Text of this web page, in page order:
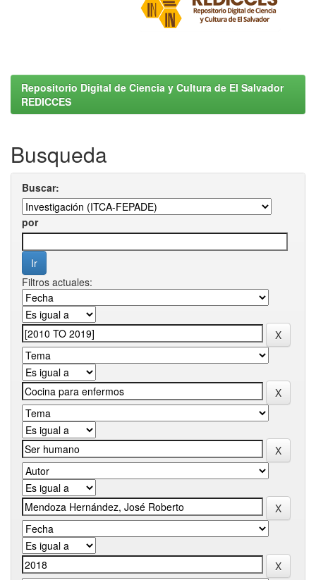
Repositorio Digital de Ciencia y Cultura de El Salvador
REDICCES
Busqueda
Buscar:
por
Filtros actuales: